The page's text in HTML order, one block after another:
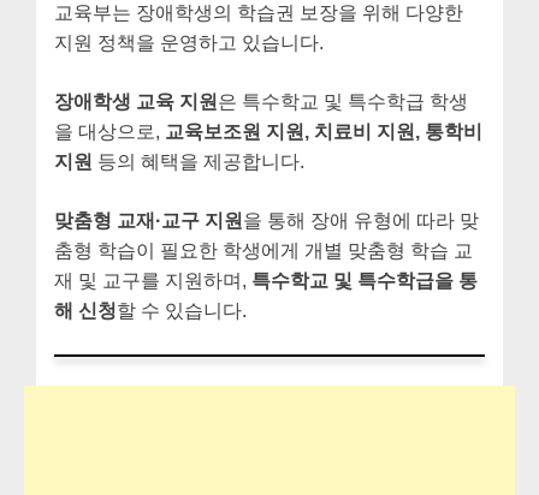
교육부는 장애학생의 학습권 보장을 위해 다양한
지원 정책을 운영하고 있습니다.
장애학생 교육 지원 은 특수학교 및 특수학급 학생
을 대상으로, 교육보조원 지원, 치료비 지원, 통학비
지원 등의 혜택을 제공합니다.
맞춤형 교재·교구 지원 을 통해 장애 유형에 따라 맞
춤형 학습이 필요한 학생에게 개별 맞춤형 학습 교
재 및 교구를 지원하며, 특수학교 및 특수학급을 통
해 신청할 수 있습니다.